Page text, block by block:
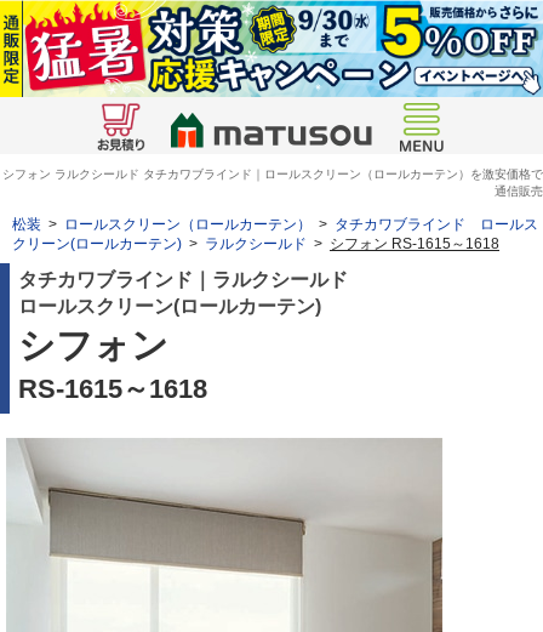
シフォン ラルクシールド タチカワブラインド｜ロールスクリーン（ロールカーテン）を激安価格で
通信販売
松装 > ロールスクリーン（ロールカーテン） > タチカワブラインド ロールス
クリーン(ロールカーテン) > ラルクシールド > シフォン RS-1615～1618
タチカワブラインド｜ラルクシールド
ロールスクリーン(ロールカーテン)
シフォン
RS-1615～1618